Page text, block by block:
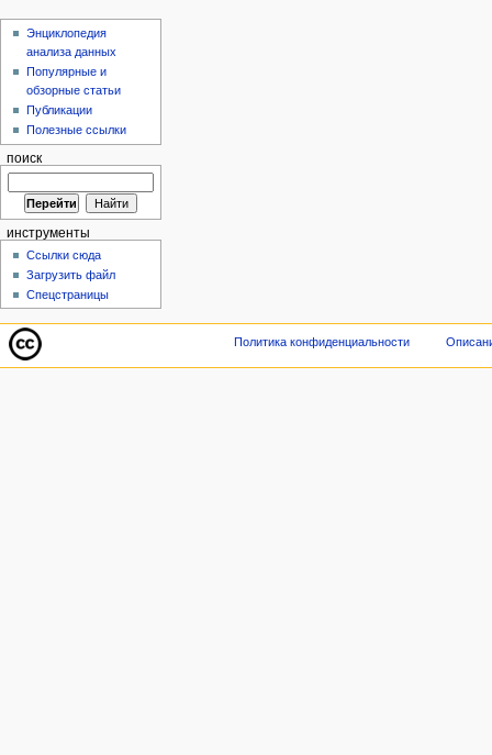
Энциклопедия
анализа данных
Популярные и
обзорные статьи
Публикации
Полезные ссылки
поиск
инструменты
Ссылки сюда
Загрузить файл
Спецстраницы
Политика конфиденциальности